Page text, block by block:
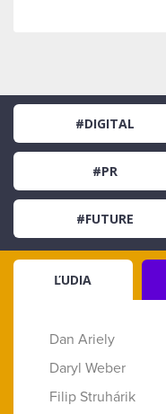
#DIGITAL
#PR
#FUTURE
ĽUDIA
Dan Ariely
Daryl Weber
Filip Struhárik